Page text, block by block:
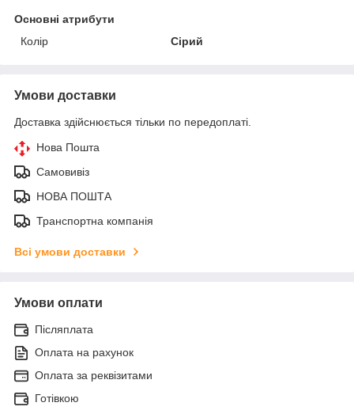
Основні атрибути
Колір
Сірий
Умови доставки
Доставка здійснюється тільки по передоплаті.
Нова Пошта
Самовивіз
НОВА ПОШТА
Транспортна компанія
Всі умови доставки
Умови оплати
Післяплата
Оплата на рахунок
Оплата за реквізитами
Готівкою